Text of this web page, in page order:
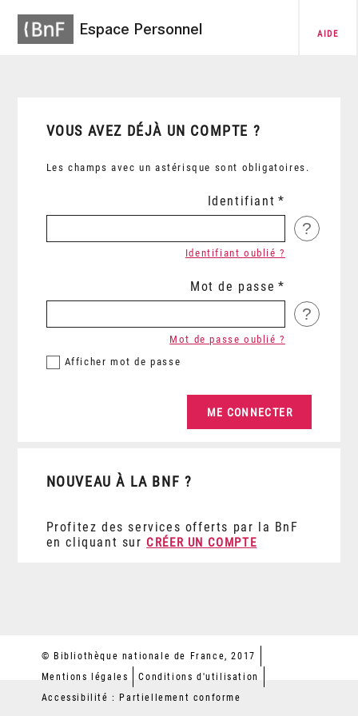
Espace Personnel AIDE
VOUS AVEZ DÉJÀ UN COMPTE ?
Les champs avec un astérisque sont obligatoires.
Identifiant
?
Identifiant oublié ?
Mot de passe
?
Afficher mot de passe
Mot de passe oublié ?
NOUVEAU À LA BNF ?
Profitez des services offerts par la BnF
en cliquant sur CRÉER UN COMPTE
© Bibliothèque nationale de France, 2017
Mentions légales
Conditions d'utilisation
Accessibilité : Partiellement conforme